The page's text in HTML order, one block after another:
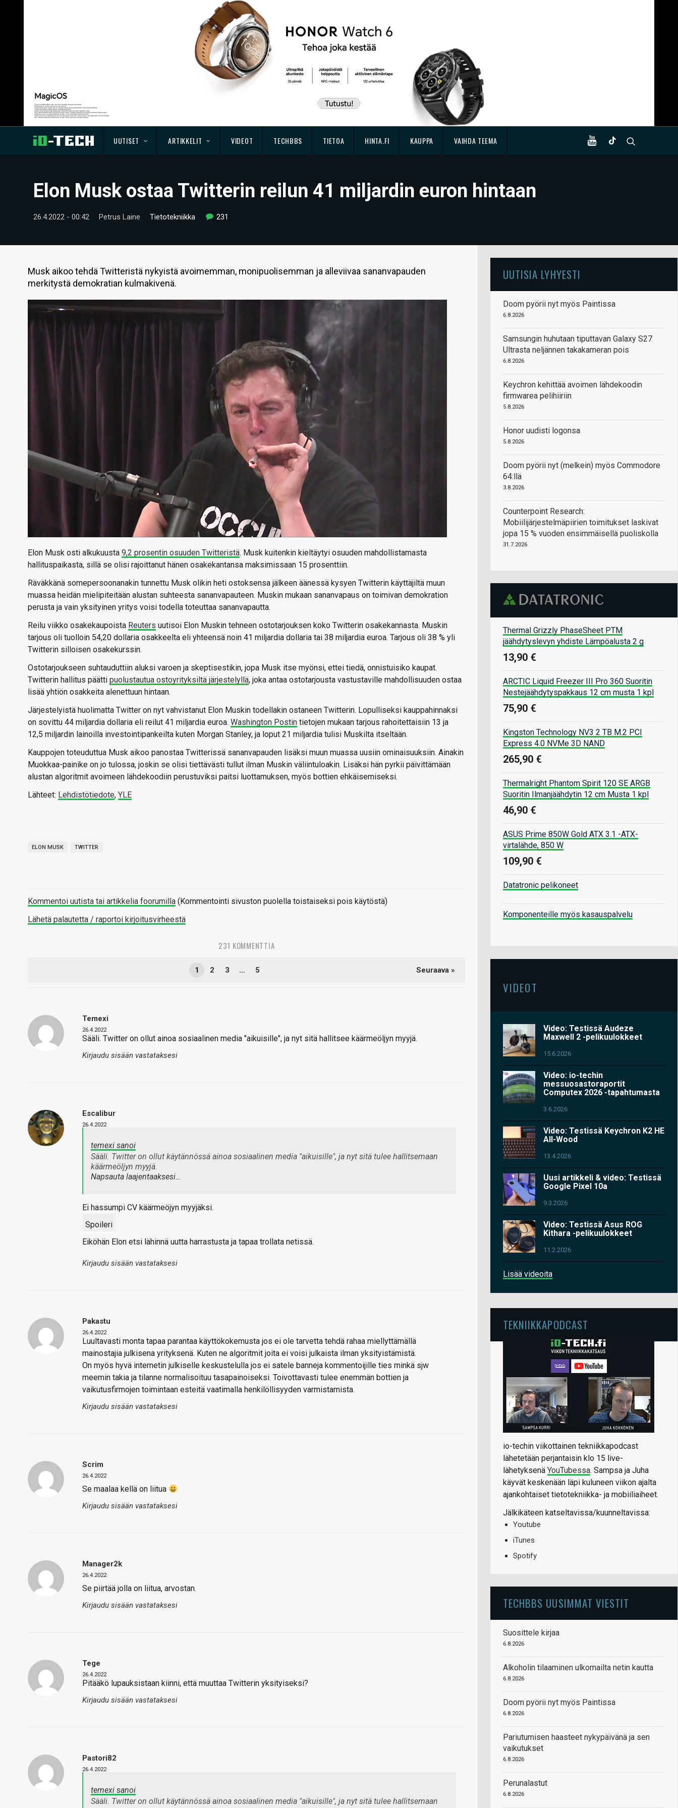
UUTISET ARTIKKELIT VIDEOT TECHBBS TIETOA HINTA.FI KAUPPA VAIHDA TEEMA
Elon Musk ostaa Twitterin reilun 41 miljardin euron hintaan
26.4.2022 - 00:42 Petrus Laine Tietotekniikka 231
Musk aikoo tehdä Twitteristä nykyistä avoimemman, monipuolisemman ja alleviivaa sananvapauden
merkitystä demokratian kulmakivenä.
Elon Musk osti alkukuusta 9,2 prosentin osuuden Twitteristä. Musk kuitenkin kieltäytyi osuuden mahdollistamasta
hallituspaikasta, sillä se olisi rajoittanut hänen osakekantansa maksimissaan 15 prosenttiin.
Räväkkänä somepersoonanakin tunnettu Musk olikin heti ostoksensa jälkeen äänessä kysyen Twitterin käyttäjiltä muun
muassa heidän mielipiteitään alustan suhteesta sananvapauteen. Muskin mukaan sananvapaus on toimivan demokration
perusta ja vain yksityinen yritys voisi todella toteuttaa sananvapautta.
Reilu viikko osakekaupoista Reuters uutisoi Elon Muskin tehneen ostotarjouksen koko Twitterin osakekannasta. Muskin
tarjous oli tuolloin 54,20 dollaria osakkeelta eli yhteensä noin 41 miljardia dollaria tai 38 miljardia euroa. Tarjous oli 38 % yli
Twitterin silloisen osakekurssin.
Ostotarjoukseen suhtauduttiin aluksi varoen ja skeptisestikin, jopa Musk itse myönsi, ettei tiedä, onnistuisiko kaupat.
Twitterin hallitus päätti puolustautua ostoyrityksiltä järjestelyllä, joka antaa ostotarjousta vastustaville mahdollisuuden ostaa
lisää yhtiön osakkeita alenettuun hintaan.
Järjestelyistä huolimatta Twitter on nyt vahvistanut Elon Muskin todellakin ostaneen Twitterin. Lopulliseksi kauppahinnaksi
on sovittu 44 miljardia dollaria eli reilut 41 miljardia euroa. Washington Postin tietojen mukaan tarjous rahoitettaisiin 13 ja
12,5 miljardin lainoilla investointipankeilta kuten Morgan Stanley, ja loput 21 miljardia tulisi Muskilta itseltään.
Kauppojen toteuduttua Musk aikoo panostaa Twitterissä sananvapauden lisäksi muun muassa uusiin ominaisuuksiin. Ainakin
Muokkaa-painike on jo tulossa, joskin se olisi tiettävästi tullut ilman Muskin väliintuloakin. Lisäksi hän pyrkii päivittämään
alustan algoritmit avoimeen lähdekoodiin perustuviksi paitsi luottamuksen, myös bottien ehkäisemiseksi.
Lähteet: Lehdistötiedote, YLE
ELON MUSK TWITTER
Kommentoi uutista tai artikkelia foorumilla (Kommentointi sivuston puolella toistaiseksi pois käytöstä)
Lähetä palautetta / raportoi kirjoitusvirheestä
231 KOMMENTTIA
1 2 3 … 5 Seuraava »
Temexi
26.4.2022
Sääli. Twitter on ollut ainoa sosiaalinen media "aikuisille", ja nyt sitä hallitsee käärmeöljyn myyjä.
Kirjaudu sisään vastataksesi
Escalibur
26.4.2022
temexi sanoi
Sääli. Twitter on ollut käytännössä ainoa sosiaalinen media "aikuisille", ja nyt sitä tulee hallitsemaan
käärmeöljyn myyjä.
Napsauta laajentaaksesi…
Ei hassumpi CV käärmeöjyn myyjäksi.
Spoileri
Eiköhän Elon etsi lähinnä uutta harrastusta ja tapaa trollata netissä.
Kirjaudu sisään vastataksesi
Pakastu
26.4.2022
Luultavasti monta tapaa parantaa käyttökokemusta jos ei ole tarvetta tehdä rahaa miellyttämällä
mainostajia julkisena yrityksenä. Kuten ne algoritmit joita ei voisi julkaista ilman yksityistämistä.
On myös hyvä internetin julkiselle keskustelulla jos ei satele banneja kommentoijille ties minkä sjw
meemin takia ja tilanne normalisoituu tasapainoiseksi. Toivottavasti tulee enemmän bottien ja
vaikutusfirmojen toimintaan esteitä vaatimalla henkilöllisyyden varmistamista.
Kirjaudu sisään vastataksesi
Scrim
26.4.2022
Se maalaa kellä on liitua
Kirjaudu sisään vastataksesi
Manager2k
26.4.2022
Se piirtää jolla on liitua, arvostan.
Kirjaudu sisään vastataksesi
Tege
26.4.2022
Pitääkö lupauksistaan kiinni, että muuttaa Twitterin yksityiseksi?
Kirjaudu sisään vastataksesi
Pastori82
26.4.2022
temexi sanoi
Sääli. Twitter on ollut käytännössä ainoa sosiaalinen media "aikuisille", ja nyt sitä tulee hallitsemaan
UUTISIA LYHYESTI
Doom pyörii nyt myös Paintissa
6.8.2026
Samsungin huhutaan tiputtavan Galaxy S27
Ultrasta neljännen takakameran pois
6.8.2026
Keychron kehittää avoimen lähdekoodin
firmwarea pelihiiriin
5.8.2026
Honor uudisti logonsa
5.8.2026
Doom pyörii nyt (melkein) myös Commodore
64:llä
3.8.2026
Counterpoint Research:
Mobiilijärjestelmäpiirien toimitukset laskivat
jopa 15 % vuoden ensimmäisellä puoliskolla
31.7.2026
Thermal Grizzly PhaseSheet PTM
jäähdytyslevyn yhdiste Lämpöalusta 2 g
13,90 €
ARCTIC Liquid Freezer III Pro 360 Suoritin
Nestejäähdytyspakkaus 12 cm musta 1 kpl
75,90 €
Kingston Technology NV3 2 TB M.2 PCI
Express 4.0 NVMe 3D NAND
265,90 €
Thermalright Phantom Spirit 120 SE ARGB
Suoritin Ilmanjäähdytin 12 cm Musta 1 kpl
46,90 €
ASUS Prime 850W Gold ATX 3.1 -ATX-
virtalähde, 850 W
109,90 €
Datatronic pelikoneet
Komponenteille myös kasauspalvelu
VIDEOT
Video: Testissä Audeze
Maxwell 2 -pelikuulokkeet
15.6.2026
Video: io-techin
messuosastoraportit
Computex 2026 -tapahtumasta
3.6.2026
Video: Testissä Keychron K2 HE
All-Wood
13.4.2026
Uusi artikkeli & video: Testissä
Google Pixel 10a
9.3.2026
Video: Testissä Asus ROG
Kithara -pelikuulokkeet
11.2.2026
Lisää videoita
TEKNIIKKAPODCAST
io-techin viikottainen tekniikkapodcast
lähetetään perjantaisin klo 15 live-
lähetyksenä YouTubessa. Sampsa ja Juha
käyvät keskenään läpi kuluneen viikon ajalta
ajankohtaiset tietotekniikka- ja mobiiliaiheet.
Jälkikäteen katseltavissa/kuunneltavissa:
Youtube
iTunes
Spotify
TECHBBS UUSIMMAT VIESTIT
Suosittele kirjaa
6.8.2026
Alkoholin tilaaminen ulkomailta netin kautta
6.8.2026
Doom pyörii nyt myös Paintissa
6.8.2026
Pariutumisen haasteet nykypäivänä ja sen
vaikutukset
6.8.2026
Perunalastut
6.8.2026